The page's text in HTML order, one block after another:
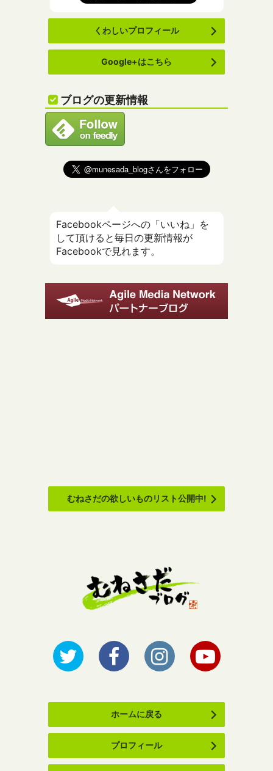
くわしいプロフィール
Google+はこちら
ブログの更新情報
Facebookページへの「いいね」を
して頂けると毎日の更新情報が
Facebookで見れます。
むねさだの欲しいものリスト公開中!
ホームに戻る
プロフィール